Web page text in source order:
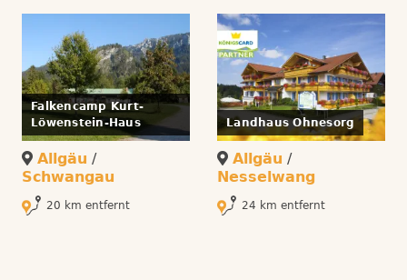
Falkencamp Kurt-
Löwenstein-Haus
Allgäu /
Schwangau
20 km entfernt
Landhaus Ohnesorg
Allgäu /
Nesselwang
24 km entfernt